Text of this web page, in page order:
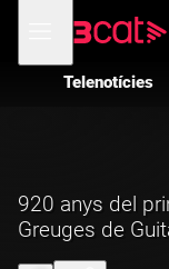
navegació
menú
de
Telenotícies
920 anys del
Greuges de